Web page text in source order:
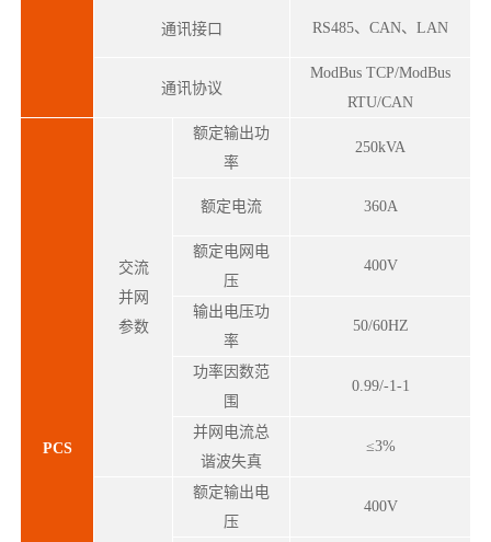
通讯接口 RS485、CAN、LAN
通讯协议
ModBus TCP/ModBus
RTU/CAN
PCS
交流
并网
参数
额定输出功
率
250kVA
额定电流 360A
额定电网电
压
400V
输出电压功
率
50/60HZ
功率因数范
围
0.99/-1-1
并网电流总
谐波失真
≤3%
额定输出电
压
400V